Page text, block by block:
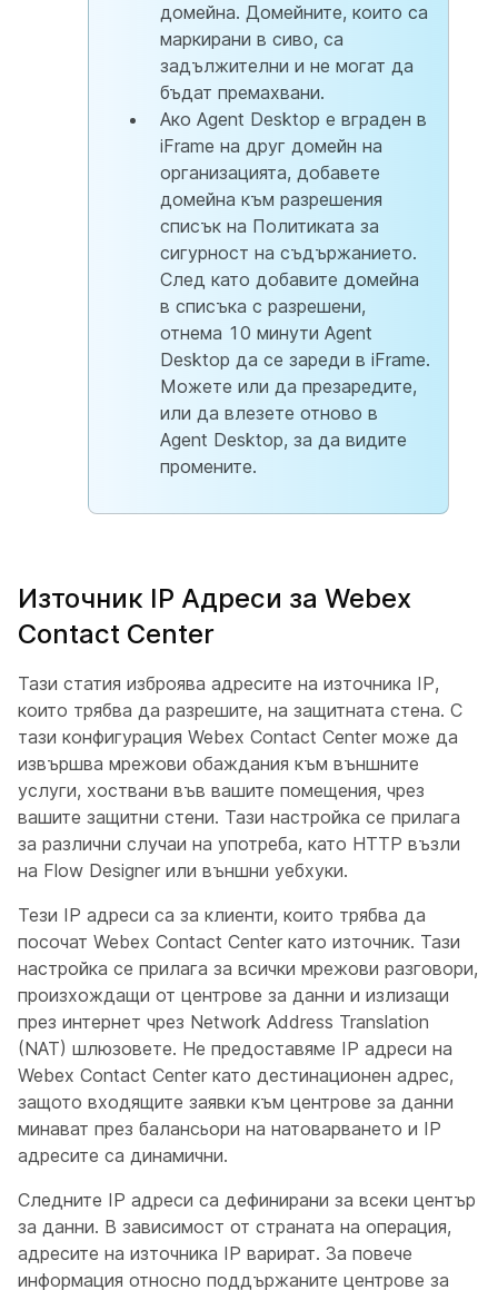
домейна. Домейните, които са
маркирани в сиво, са
задължителни и не могат да
бъдат премахвани.
Ако Agent Desktop е вграден в
iFrame на друг домейн на
организацията, добавете
домейна към разрешения
списък на Политиката за
сигурност на съдържанието.
След като добавите домейна
в списъка с разрешени,
отнема 10 минути Agent
Desktop да се зареди в iFrame.
Можете или да презаредите,
или да влезете отново в
Agent Desktop, за да видите
промените.
Източник IP Адреси за Webex
Contact Center
Тази статия изброява адресите на източника IP,
които трябва да разрешите, на защитната стена. С
тази конфигурация Webex Contact Center може да
извършва мрежови обаждания към външните
услуги, хоствани във вашите помещения, чрез
вашите защитни стени. Тази настройка се прилага
за различни случаи на употреба, като HTTP възли
на Flow Designer или външни уебхуки.
Тези IP адреси са за клиенти, които трябва да
посочат Webex Contact Center като източник. Тази
настройка се прилага за всички мрежови разговори,
произхождащи от центрове за данни и излизащи
през интернет чрез Network Address Translation
(NAT) шлюзовете. Не предоставяме IP адреси на
Webex Contact Center като дестинационен адрес,
защото входящите заявки към центрове за данни
минават през балансьори на натоварването и IP
адресите са динамични.
Следните IP адреси са дефинирани за всеки център
за данни. В зависимост от страната на операция,
адресите на източника IP варират. За повече
информация относно поддържаните центрове за